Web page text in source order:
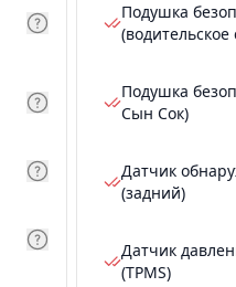
Подушка
(водительское
Подушка
Сын Сок)
Датчик
(задний)
Датчик
(TPMS)